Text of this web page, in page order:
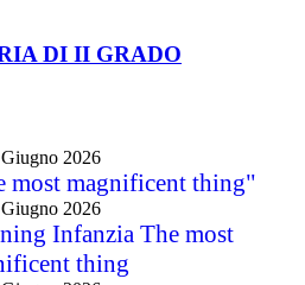
DI II GRADO
2026
most magnificent thing"
2026
Infanzia The most
thing